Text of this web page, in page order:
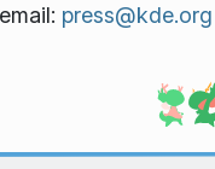
press@kde.org